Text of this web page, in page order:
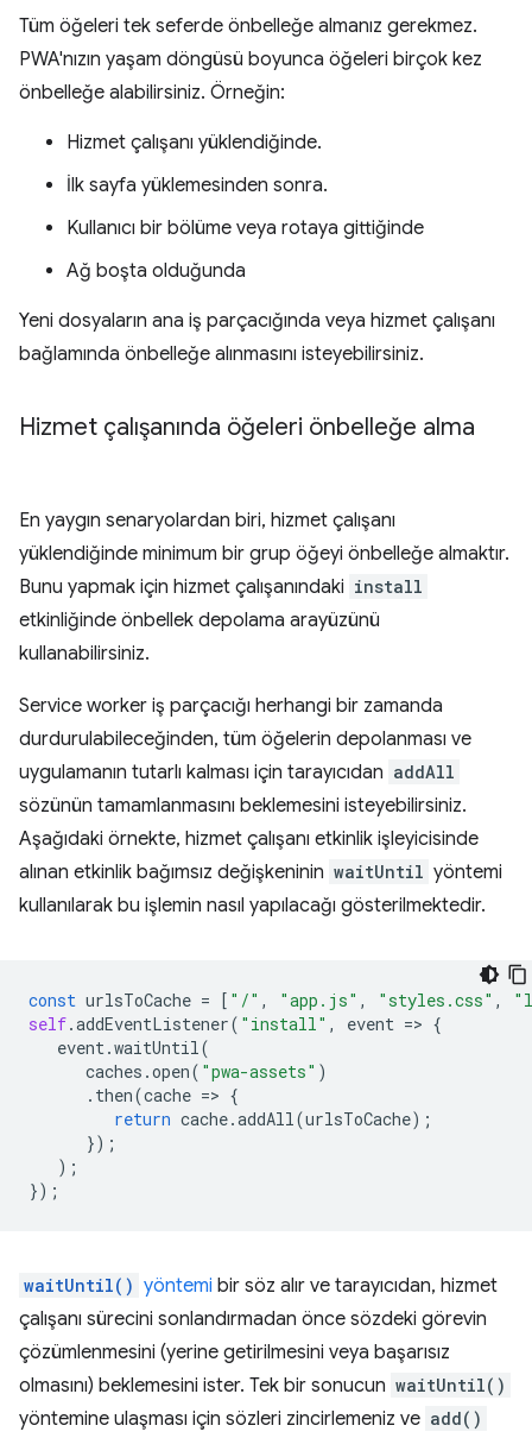
Tüm öğeleri tek seferde önbelleğe almanız gerekmez.
PWA'nızın yaşam döngüsü boyunca öğeleri birçok kez
önbelleğe alabilirsiniz. Örneğin:
Hizmet çalışanı yüklendiğinde.
İlk sayfa yüklemesinden sonra.
Kullanıcı bir bölüme veya rotaya gittiğinde
Ağ boşta olduğunda
Yeni dosyaların ana iş parçacığında veya hizmet çalışanı
bağlamında önbelleğe alınmasını isteyebilirsiniz.
Hizmet çalışanında öğeleri önbelleğe alma
En yaygın senaryolardan biri, hizmet çalışanı
yüklendiğinde minimum bir grup öğeyi önbelleğe almaktır.
Bunu yapmak için hizmet çalışanındaki install
etkinliğinde önbellek depolama arayüzünü
kullanabilirsiniz.
Service worker iş parçacığı herhangi bir zamanda
durdurulabileceğinden, tüm öğelerin depolanması ve
uygulamanın tutarlı kalması için tarayıcıdan addAll
sözünün tamamlanmasını beklemesini isteyebilirsiniz.
Aşağıdaki örnekte, hizmet çalışanı etkinlik işleyicisinde
alınan etkinlik bağımsız değişkeninin waitUntil yöntemi
kullanılarak bu işlemin nasıl yapılacağı gösterilmektedir.
const urlsToCache = [ "/" , "app.js" , "styles.css" ,
self.addEventListener( "install" , event => {
event.waitUntil(
caches .open( "pwa-assets" )
. then(cache => {
return cache.addAll(urlsToCache);
});
);
});
waitUntil() yöntemi bir söz alır ve tarayıcıdan, hizmet
çalışanı sürecini sonlandırmadan önce sözdeki görevin
çözümlenmesini (yerine getirilmesini veya başarısız
olmasını) beklemesini ister. Tek bir sonucun waitUntil()
yöntemine ulaşması için sözleri zincirlemeniz ve add()